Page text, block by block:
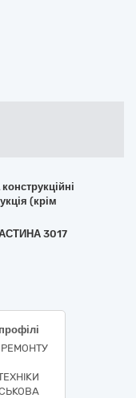
конструкційні
(крім
3017
РЕМОНТУ